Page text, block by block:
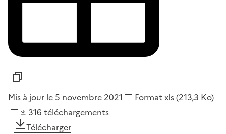
Mis à jour le 5 novembre 2021 Format xls(213,3 Ko)
316 téléchargements
Télécharger